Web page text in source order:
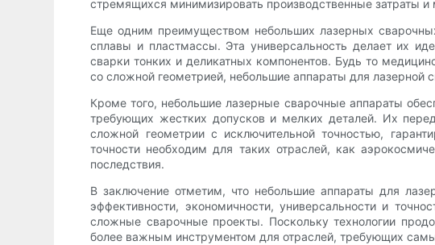
стремящихся минимизировать производственные затраты и
Еще одним преимуществом небольших лазерных
сплавы и пластмассы. Эта универсальность делает их
сварки тонких и деликатных компонентов. Будь то
со сложной геометрией, небольшие аппараты для
Кроме того, небольшие лазерные сварочные аппараты
требующих жестких допусков и мелких деталей. Их
сложной геометрии с исключительной точностью,
точности необходим для таких отраслей, как
последствия.
В заключение отметим, что небольшие аппараты для
эффективности, экономичности, универсальности и
сложные сварочные проекты. Поскольку технологии
более важным инструментом для отраслей, требующих